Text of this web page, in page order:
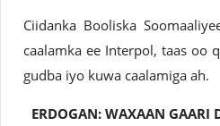
Ciidanka Booliska
caalamka ee Interpol, taas oo
gudba iyo kuwa caalamiga ah.
ERDOGAN: WAXAAN GAARI